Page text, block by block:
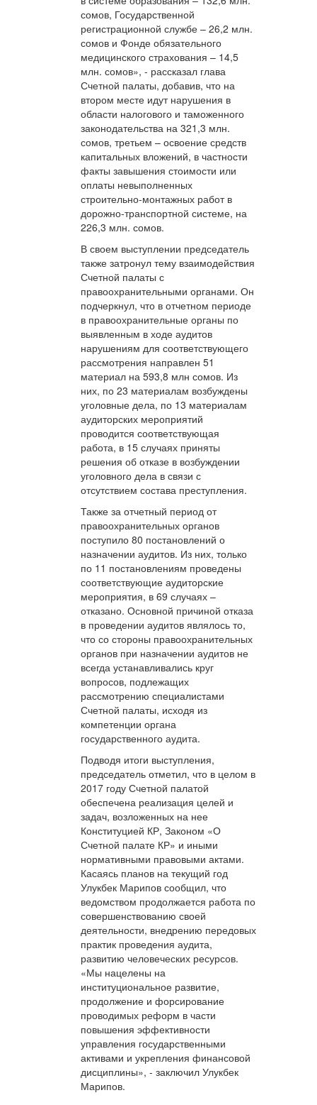
сомов, Государственной
регистрационной службе – 26,2 млн.
сомов и Фонде обязательного
медицинского страхования – 14,5
млн. сомов», - рассказал глава
Счетной палаты, добавив, что на
втором месте идут нарушения в
области налогового и таможенного
законодательства на 321,3 млн.
сомов, третьем – освоение средств
капитальных вложений, в частности
факты завышения стоимости или
оплаты невыполненных
строительно-монтажных работ в
дорожно-транспортной системе, на
226,3 млн. сомов.
В своем выступлении председатель
также затронул тему взаимодействия
Счетной палаты с
правоохранительными органами. Он
подчеркнул, что в отчетном периоде
в правоохранительные органы по
выявленным в ходе аудитов
нарушениям для соответствующего
рассмотрения направлен 51
материал на 593,8 млн сомов. Из
них, по 23 материалам возбуждены
уголовные дела, по 13 материалам
аудиторских мероприятий
проводится соответствующая
работа, в 15 случаях приняты
решения об отказе в возбуждении
уголовного дела в связи с
отсутствием состава преступления.
Также за отчетный период от
правоохранительных органов
поступило 80 постановлений о
назначении аудитов. Из них, только
по 11 постановлениям проведены
соответствующие аудиторские
мероприятия, в 69 случаях –
отказано. Основной причиной отказа
в проведении аудитов являлось то,
что со стороны правоохранительных
органов при назначении аудитов не
всегда устанавливались круг
вопросов, подлежащих
рассмотрению специалистами
Счетной палаты, исходя из
компетенции органа
государственного аудита.
Подводя итоги выступления,
председатель отметил, что в целом в
2017 году Счетной палатой
обеспечена реализация целей и
задач, возложенных на нее
Конституцией КР, Законом «О
Счетной палате КР» и иными
нормативными правовыми актами.
Касаясь планов на текущий год
Улукбек Марипов сообщил, что
ведомством продолжается работа по
совершенствованию своей
деятельности, внедрению передовых
практик проведения аудита,
развитию человеческих ресурсов.
«Мы нацелены на
институциональное развитие,
продолжение и форсирование
проводимых реформ в части
повышения эффективности
управления государственными
активами и укрепления финансовой
дисциплины», - заключил Улукбек
Марипов.